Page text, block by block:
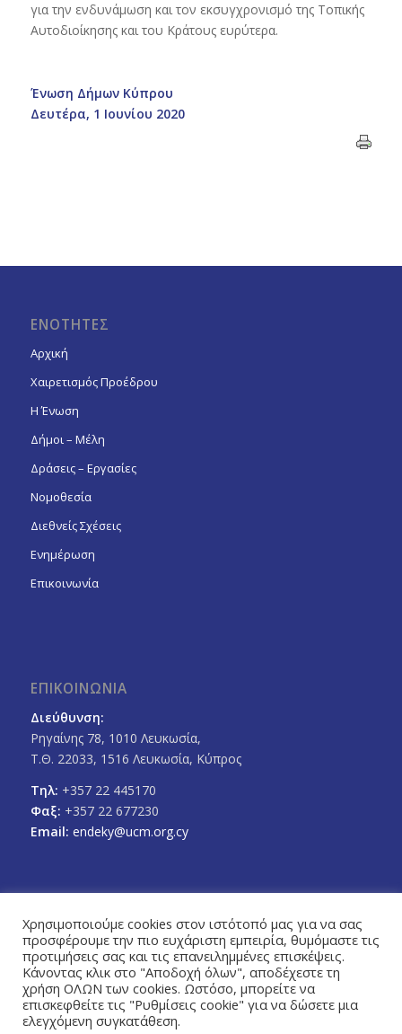
για την ενδυνάμωση και τον εκσυγχρονισμό της Τοπικής
Αυτοδιοίκησης και του Κράτους ευρύτερα.
Ένωση Δήμων Κύπρου
Δευτέρα, 1 Ιουνίου 2020
ΕΝΟΤΗΤΕΣ
Αρχική
Χαιρετισμός Προέδρου
Η Ένωση
Δήμοι – Μέλη
Δράσεις – Εργασίες
Νομοθεσία
Διεθνείς Σχέσεις
Ενημέρωση
Επικοινωνία
ΕΠΙΚΟΙΝΩΝΙΑ
Διεύθυνση:
Ρηγαίνης 78, 1010 Λευκωσία,
Τ.Θ. 22033, 1516 Λευκωσία, Κύπρος
Τηλ: +357 22 445170
Φαξ: +357 22 677230
Email: endeky@ucm.org.cy
FOLLOW US
Facebook
Twitter
Χρησιμοποιούμε cookies στον ιστότοπό μας για να σας
προσφέρουμε την πιο ευχάριστη εμπειρία, θυμόμαστε τις
προτιμήσεις σας και τις επανειλημμένες επισκέψεις.
Κάνοντας κλικ στο "Αποδοχή όλων", αποδέχεστε τη
χρήση ΟΛΩΝ των cookies. Ωστόσο, μπορείτε να
επισκεφθείτε τις "Ρυθμίσεις cookie" για να δώσετε μια
ελεγχόμενη συγκατάθεση.